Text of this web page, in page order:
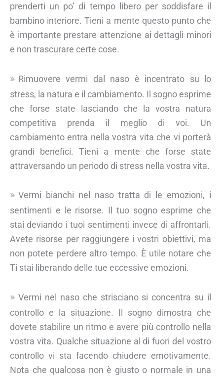
prenderti un po’ di tempo libero per soddisfare il
bambino interiore. Tieni a mente questo punto che
è importante prestare attenzione ai dettagli minori
e non trascurare certe cose.
Rimuovere vermi dal naso è incentrato su lo
stress, la natura e il cambiamento. Il sogno esprime
che forse state lasciando che la vostra natura
competitiva prenda il meglio di voi. Un
cambiamento entra nella vostra vita che vi porterà
grandi benefici. Tieni a mente che forse state
attraversando un periodo di stress nella vostra vita.
Vermi bianchi nel naso tratta di le emozioni, i
sentimenti e le risorse. Il tuo sogno esprime che
stai deviando i tuoi sentimenti invece di affrontarli.
Avete risorse per raggiungere i vostri obiettivi, ma
non potete perdere altro tempo. È utile notare che
Ti stai liberando delle tue eccessive emozioni.
Vermi nel naso che strisciano si concentra su il
controllo e la situazione. Il sogno dimostra che
dovete stabilire un ritmo e avere più controllo nella
vostra vita. Qualche situazione al di fuori del vostro
controllo vi sta facendo chiudere emotivamente.
Nota che qualcosa non è giusto o normale in una